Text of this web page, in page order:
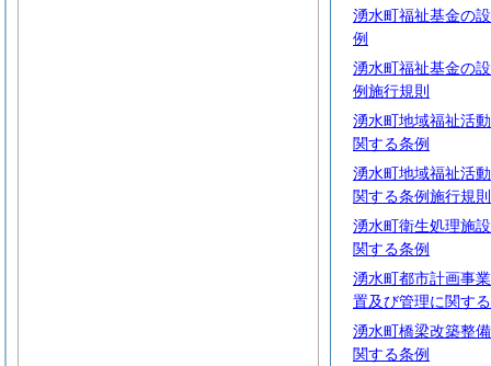
湧水町福祉基金の
例
湧水町福祉基金の
例施行規則
湧水町地域福祉活
関する条例
湧水町地域福祉活
関する条例施行規則
湧水町衛生処理施
関する条例
湧水町都市計画事
置及び管理に関す
湧水町橋梁改築整
関する条例